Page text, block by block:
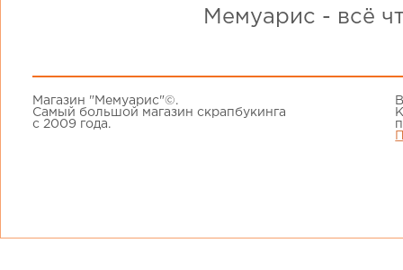
Мемуарис - всё
Магазин "Мемуарис"©.
Самый большой магазин скрапбукинга
с 2009 года.